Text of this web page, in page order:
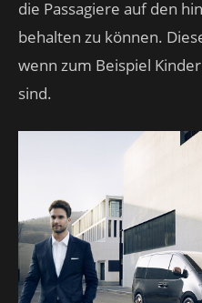
die Passagiere auf den
behalten zu können.
wenn zum Beispiel
sind.